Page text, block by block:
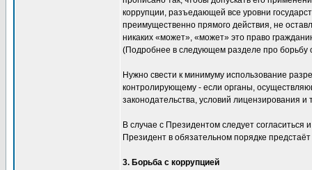
коррупции, разъедающей все уровни
преимущественно прямого действия, не
никаких «может», «может» это право
(Подробнее в следующем разделе про борьбу
Нужно свести к минимуму использование
контролирующему - если органы,
законодательства, условий лицензирования
В случае с Президентом следует
Президент в обязательном порядке
3. Борьба с коррупцией